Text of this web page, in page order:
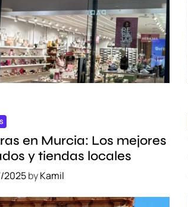
n
d
o
l
a
M
a
d
en Murcia: Los mejores
y tiendas locales
2025byKamil